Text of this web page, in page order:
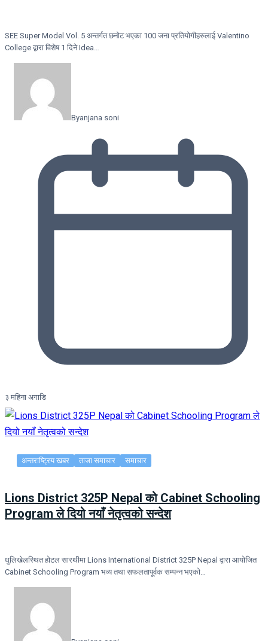
SEE Super Model Vol. 5 अन्तर्गत छनोट भएका 100 जना प्रतियोगीहरुलाई Valentino
College द्वारा विशेष 1 दिने Idea…
Byanjana soni
३ महिना अगाडि
अन्तराष्ट्रिय खबर ताजा समाचार समाचार
Lions District 325P Nepal को Cabinet Schooling
Program ले दियो नयाँ नेतृत्वको सन्देश
धुलिखेलस्थित होटल सारथीमा Lions International District 325P Nepal द्वारा आयोजित
Cabinet Schooling Program भव्य तथा सफलतापूर्वक सम्पन्न भएको…